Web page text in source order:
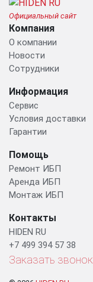
Официальный сайт
Компания
О компании
Новости
Сотрудники
Информация
Сервис
Условия доставки
Гарантии
Помощь
Ремонт ИБП
Аренда ИБП
Монтаж ИБП
Контакты
HIDEN RU
+7 499 394 57 38
Заказать звонок